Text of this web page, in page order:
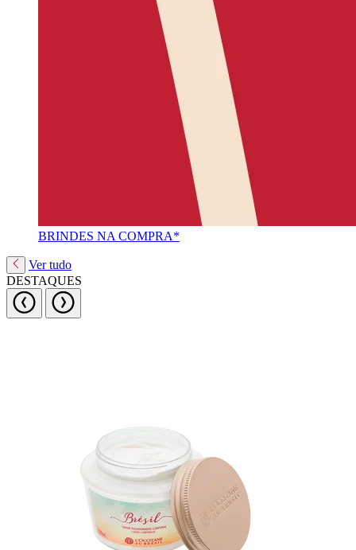
BRINDES NA COMPRA*
Ver tudo
DESTAQUES